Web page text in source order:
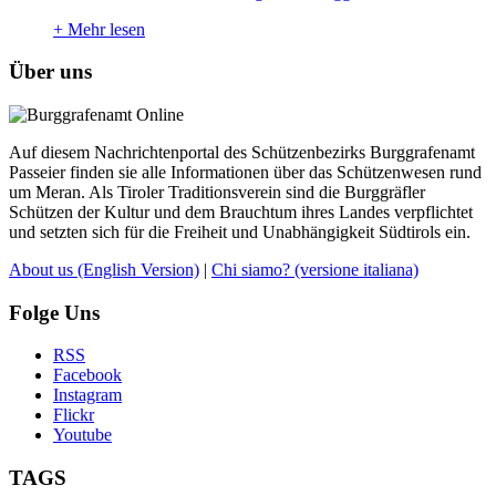
+ Mehr lesen
Über uns
Auf diesem Nachrichtenportal des Schützenbezirks Burggrafenamt
Passeier finden sie alle Informationen über das Schützenwesen rund
um Meran. Als Tiroler Traditionsverein sind die Burggräfler
Schützen der Kultur und dem Brauchtum ihres Landes verpflichtet
und setzten sich für die Freiheit und Unabhängigkeit Südtirols ein.
About us (English Version) | Chi siamo? (versione italiana)
Folge Uns
RSS
Facebook
Instagram
Flickr
Youtube
TAGS